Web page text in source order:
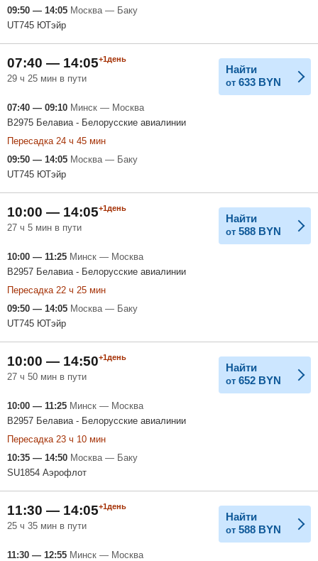
09:50 — 14:05 Москва — Баку
UT745 ЮТэйр
07:40 — 14:05+1день
29 ч 25 мин в пути
Найти
от 633 BYN
07:40 — 09:10 Минск — Москва
B2975 Белавиа - Белорусские авиалинии
Пересадка 24 ч 45 мин
09:50 — 14:05 Москва — Баку
UT745 ЮТэйр
10:00 — 14:05+1день
27 ч 5 мин в пути
Найти
от 588 BYN
10:00 — 11:25 Минск — Москва
B2957 Белавиа - Белорусские авиалинии
Пересадка 22 ч 25 мин
09:50 — 14:05 Москва — Баку
UT745 ЮТэйр
10:00 — 14:50+1день
27 ч 50 мин в пути
Найти
от 652 BYN
10:00 — 11:25 Минск — Москва
B2957 Белавиа - Белорусские авиалинии
Пересадка 23 ч 10 мин
10:35 — 14:50 Москва — Баку
SU1854 Аэрофлот
11:30 — 14:05+1день
25 ч 35 мин в пути
Найти
от 588 BYN
11:30 — 12:55 Минск — Москва